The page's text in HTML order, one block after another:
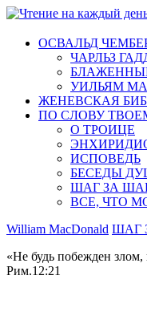
ОСВАЛЬД
ЧАРЛЬЗ
УИЛЬЯМ
ЖЕНЕВСКАЯ
ПО СЛОВУ
О ТРОИЦЕ
ИСПОВЕДЬ
БЕСЕДЫ
ШАГ ЗА
ВСЕ, ЧТО
William MacDonald ШАГ
«Не будь побежден
Рим.12:21